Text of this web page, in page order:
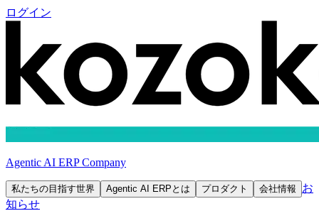
ログイン
Agentic AI ERP Company
私たちの目指す世界 Agentic AI ERPとは プロダクト 会社情報
お
知らせ